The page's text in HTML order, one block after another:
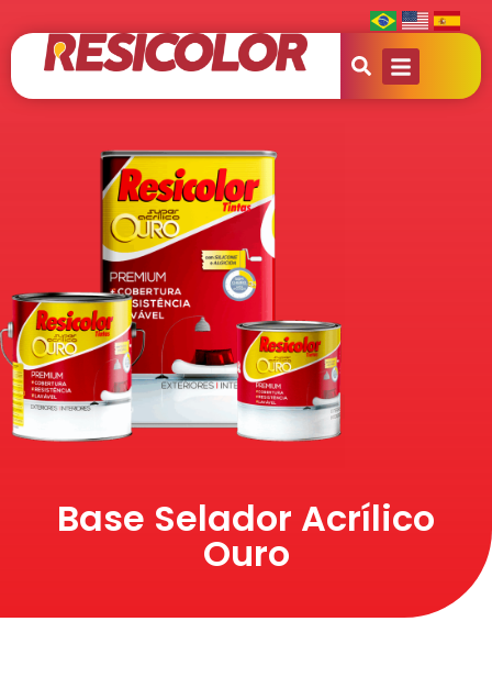
Base Selador Acrílico
Ouro